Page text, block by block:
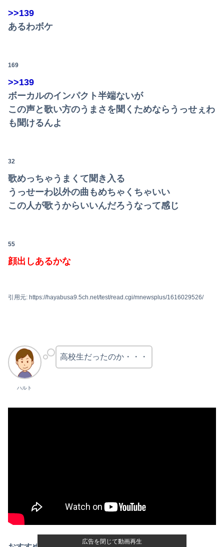
Powered by livedoor 相互RSS
>>139
あるわボケ
169
>>139
ボーカルのインパクト半端ないが
この声と歌い方のうまさを聞くためならうっせぇわ
も聞けるんよ
32
歌めっちゃうまくて聞き入る
うっせーわ以外の曲もめちゃくちゃいい
この人が歌うからいいんだろうなって感じ
55
顔出しあるかな
引用元: https://hayabusa9.5ch.net/test/read.cgi/mnewsplus/1616029526/
ハルト
高校生だったのか・・・
広告を閉じて動画再生